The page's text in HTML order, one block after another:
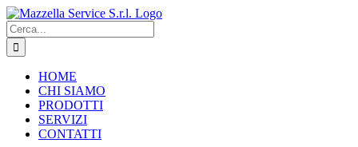
Salta
al
contenuto
Cerca
per:
HOME
CHI SIAMO
PRODOTTI
SERVIZI
CONTATTI